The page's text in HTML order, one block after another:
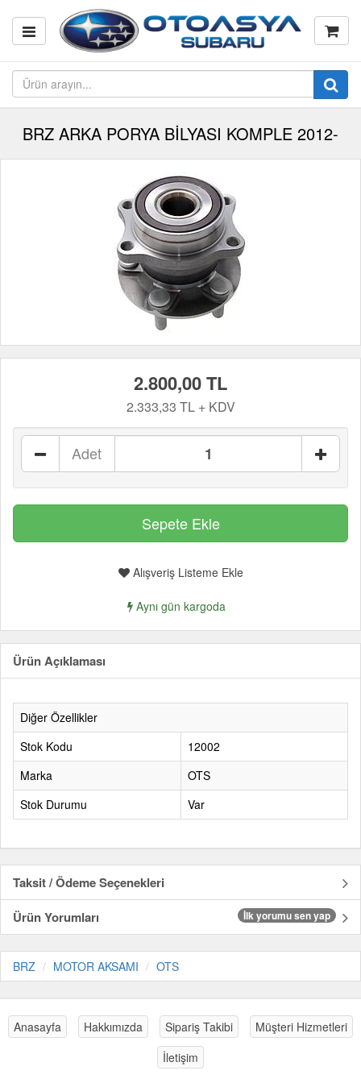
BRZ ARKA PORYA BİLYASI KOMPLE 2012-
2.800,00 TL
2.333,33 TL + KDV
Adet
Alışveriş Listeme Ekle
Aynı gün kargoda
Ürün Açıklaması
Diğer Özellikler
Stok Kodu
12002
Marka
OTS
Stok Durumu
Var
Taksit / Ödeme Seçenekleri
Ürün Yorumları
İlk yorumu sen yap
BRZ MOTOR AKSAMI OTS
Anasayfa Hakkımızda Sipariş Takibi
Müşteri Hizmetleri
İletişim